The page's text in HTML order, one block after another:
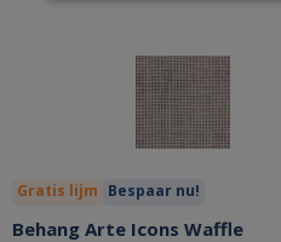
Gratis lijm Bespaar nu!
Behang Arte Icons Waffle